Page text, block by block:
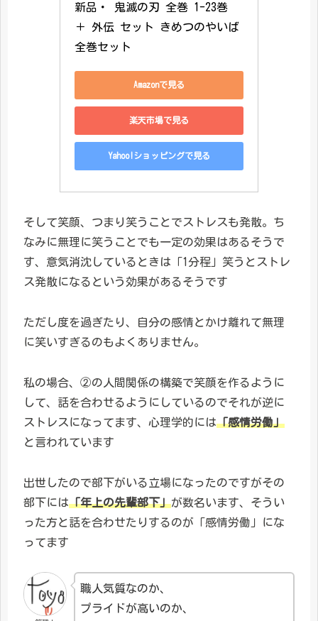
新品・ 鬼滅の刃 全巻 1-23巻
＋ 外伝 セット きめつのやいば
全巻セット
Amazonで見る
楽天市場で見る
Yahoo!ショッピングで見る
そして笑顔、つまり笑うことでストレスも発散。ち
なみに無理に笑うことでも一定の効果はあるそうで
す、意気消沈しているときは「1分程」笑うとストレ
ス発散になるという効果があるそうです
ただし度を過ぎたり、自分の感情とかけ離れて無理
に笑いすぎるのもよくありません。
私の場合、②の人間関係の構築で笑顔を作るように
して、話を合わせるようにしているのでそれが逆に
ストレスになってます、心理学的には「感情労働」
と言われています
出世したので部下がいる立場になったのですがその
部下には「年上の先輩部下」が数名います、そうい
った方と話を合わせたりするのが「感情労働」にな
ってます
職人気質なのか、
プライドが高いのか、